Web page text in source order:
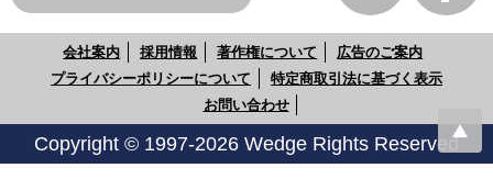
会社案内 採用情報 著作権について
広告のご案内
プライバシーポリシーについて
特定商取引法に基づく表示
お問い合わせ
Copyright © 1997-2026 Wedge Rights Reserved